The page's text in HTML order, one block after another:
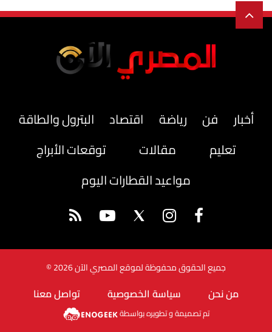
أخبار فن رياضة اقتصاد
البترول والطاقة
تعليم
مقالات
توقعات الأبراج
مواعيد القطارات اليوم
جميع الحقوق محفوظة لموقع المصري الآن 2026 ©
من نحن سياسة الخصوصية تواصل معنا
تم تصميمة و تطويره بواسطة